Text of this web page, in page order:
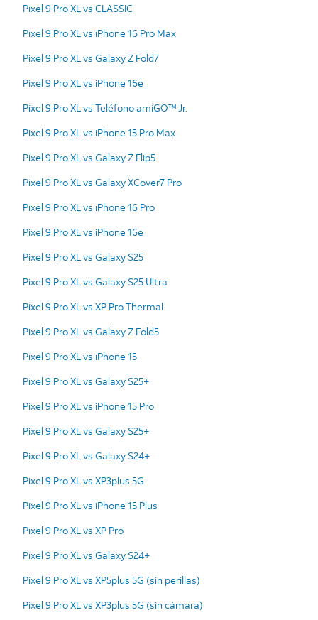
Pixel 9 Pro XL vs CLASSIC
Pixel 9 Pro XL vs iPhone 16 Pro Max
Pixel 9 Pro XL vs Galaxy Z Fold7
Pixel 9 Pro XL vs iPhone 16e
Pixel 9 Pro XL vs Teléfono amiGO™ Jr.
Pixel 9 Pro XL vs iPhone 15 Pro Max
Pixel 9 Pro XL vs Galaxy Z Flip5
Pixel 9 Pro XL vs Galaxy XCover7 Pro
Pixel 9 Pro XL vs iPhone 16 Pro
Pixel 9 Pro XL vs iPhone 16e
Pixel 9 Pro XL vs Galaxy S25
Pixel 9 Pro XL vs Galaxy S25 Ultra
Pixel 9 Pro XL vs XP Pro Thermal
Pixel 9 Pro XL vs Galaxy Z Fold5
Pixel 9 Pro XL vs iPhone 15
Pixel 9 Pro XL vs Galaxy S25+
Pixel 9 Pro XL vs iPhone 15 Pro
Pixel 9 Pro XL vs Galaxy S25+
Pixel 9 Pro XL vs Galaxy S24+
Pixel 9 Pro XL vs XP3plus 5G
Pixel 9 Pro XL vs iPhone 15 Plus
Pixel 9 Pro XL vs XP Pro
Pixel 9 Pro XL vs Galaxy S24+
Pixel 9 Pro XL vs XP5plus 5G (sin perillas)
Pixel 9 Pro XL vs XP3plus 5G (sin cámara)